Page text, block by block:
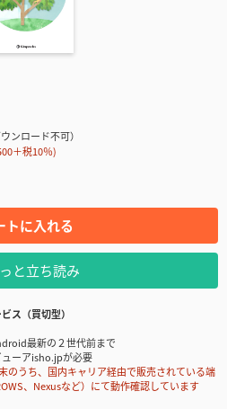
ンロード不可）
＋税10％)
トに入れる
と立ち読み
ス（買切型）
最新の２世代前まで
ーアisho.jpが必要
うち、国内キャリア経由で販売されている端
、Nexusなど）にて動作確認しています